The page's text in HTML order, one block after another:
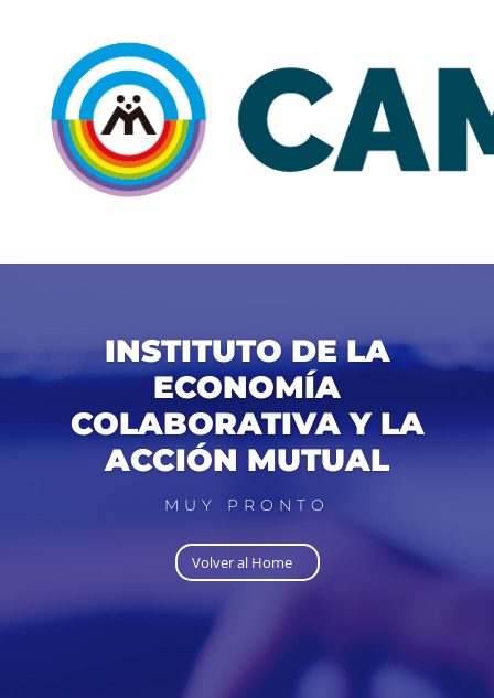
INSTITUTO DE LA
ECONOMÍA
COLABORATIVA Y LA
ACCIÓN MUTUAL
MUY PRONTO
Volver al Home⠀